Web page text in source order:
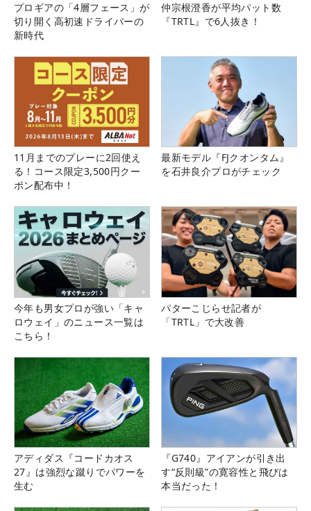
プロギアの「4層フェース」が
切り開く高初速ドライバーの
新時代
仲宗根澄香が平均パット数
『TRTL』で6人抜き！
11月までのプレーに2回使え
る！コース限定3,500円クー
ポン配布中！
最新モデル『FJクオンタム』
を石井良介プロがチェック
今年も男女プロが強い「キャ
ロウェイ」のニュース一覧は
こちら！
パターこじらせ記者が
「TRTL」で大改善
アディダス『コードカオス
27』は強烈な蹴りでパワーを
生む
『G740』アイアンが引き出
す“反則級”の寛容性と飛びは
本当だった！